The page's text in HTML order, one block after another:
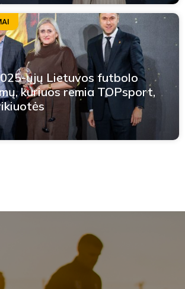
ųjų Lietuvos futbolo
kuriuos remia TOPsport,